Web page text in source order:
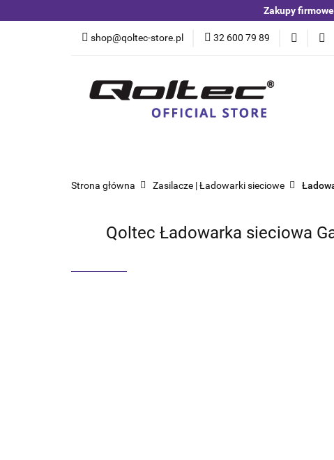
Zakupy
shop@qoltec-store.pl 32 600 79 89
Blog
Kategorie
Strona główna Zasilacze | Ładowarki sieciowe
Qoltec Ładowarka sieciowa